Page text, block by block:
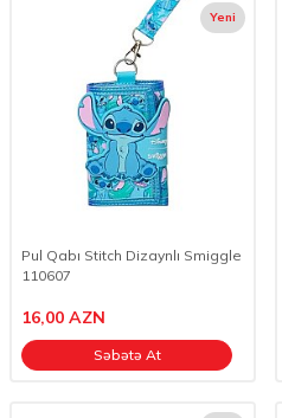
Yeni
Pul Qabı Stitch Dizaynlı Smiggle
110607
16,00 AZN
Səbətə At